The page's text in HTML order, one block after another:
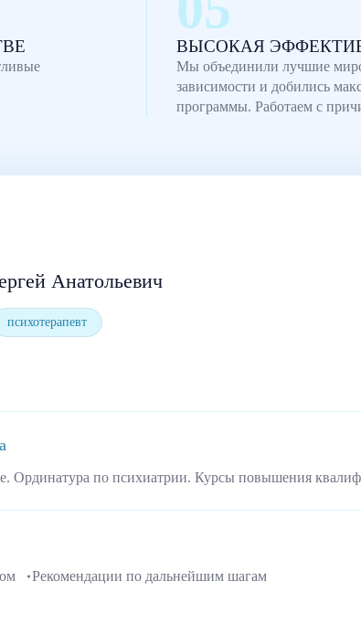
ВЫСОКАЯ
Мы объединили лучшие
зависимости и добились
программы. Работаем с
Анатольевич
психотерапевт
Ординатура по психиатрии. Курсы повышения
Рекомендации по дальнейшим шагам